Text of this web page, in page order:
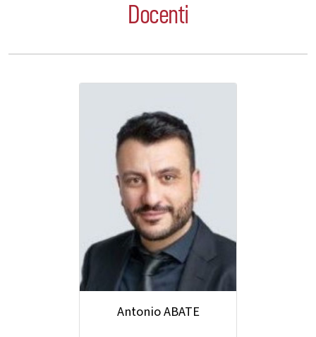
Docenti
Antonio ABATE